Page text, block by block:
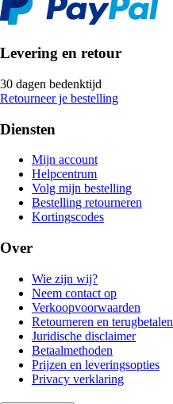
Levering en retour
30 dagen bedenktijd
Retourneer je bestelling
Diensten
Mijn account
Helpcentrum
Volg mijn bestelling
Bestelling retourneren
Kortingscodes
Over
Wie zijn wij?
Neem contact op
Verkoopvoorwaarden
Retourneren en terugbetalen
Juridische disclaimer
Betaalmethoden
Prijzen en leveringsopties
Privacy verklaring